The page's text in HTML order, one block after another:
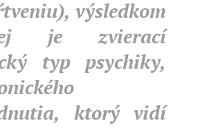
výsledkom
je zvierací
typ psychiky,
ktorý vidí